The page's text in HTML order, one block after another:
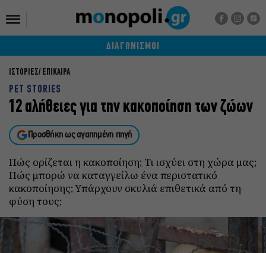
ΔΙΑΓΩΝΙΣΜΟΙ
ΙΣΤΟΡΙΕΣ ΕΠΙΚΑΙΡΑ
PET STORIES
12 αλήθειες για την κακοποίηση των ζώων
Προσθήκη ως αγαπημένη πηγή
Πώς ορίζεται η κακοποίηση; Τι ισχύει στη χώρα μας;
Πώς μπορώ να καταγγείλω ένα περιστατικό
κακοποίησης; Υπάρχουν σκυλιά επιθετικά από τη
φύση τους;